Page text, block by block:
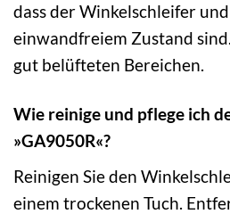
dass der Winkelschleifer
einwandfreiem Zustand
gut belüfteten Bereichen.
Wie reinige und pflege ich
»GA9050R«?
Reinigen Sie den
einem trockenen Tuch.